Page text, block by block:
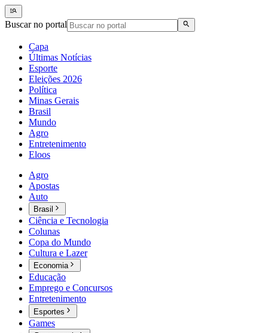
Buscar no portal
Capa
Últimas Notícias
Esporte
Eleições 2026
Política
Minas Gerais
Brasil
Mundo
Agro
Entretenimento
Eloos
Agro
Apostas
Auto
Brasil
Ciência e Tecnologia
Colunas
Copa do Mundo
Cultura e Lazer
Economia
Educação
Emprego e Concursos
Entretenimento
Esportes
Games